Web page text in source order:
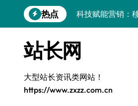
到
热点
科技赋能营销：
Go语言揭秘：
MySQL事务控制
科技站长揭秘：
站长网
大型站长资讯类网站！
https://www.zxzz.com.cn